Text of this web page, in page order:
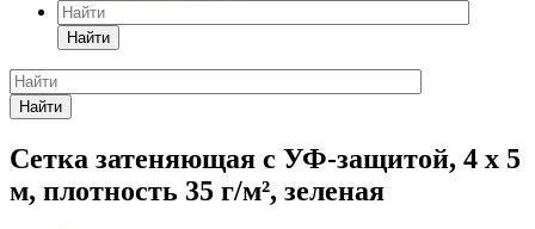
Найти
Найти
Сетка затеняющая с УФ-защитой, 4 x 5
м, плотность 35 г/м², зеленая